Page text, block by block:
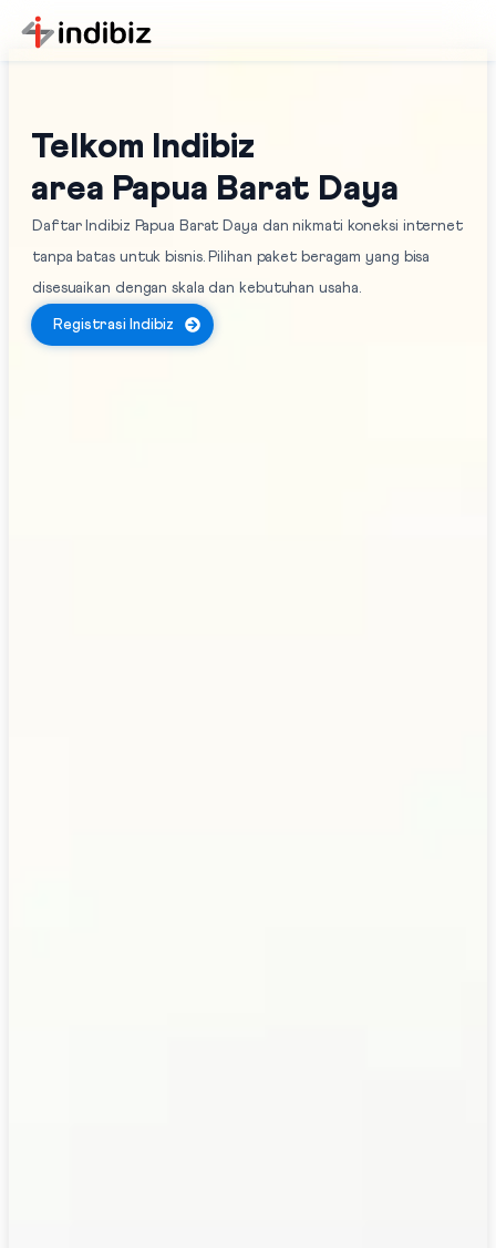
Telkom Indibiz
area Papua Barat Daya
Daftar Indibiz Papua Barat Daya dan nikmati koneksi internet
tanpa batas untuk bisnis. Pilihan paket beragam yang bisa
disesuaikan dengan skala dan kebutuhan usaha.
Registrasi Indibiz